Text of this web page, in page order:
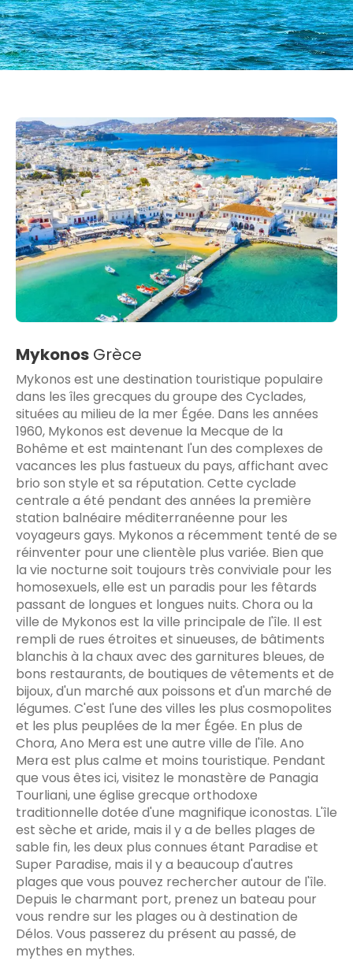
Mykonos Grèce
Mykonos est une destination touristique populaire
dans les îles grecques du groupe des Cyclades,
situées au milieu de la mer Égée. Dans les années
1960, Mykonos est devenue la Mecque de la
Bohême et est maintenant l'un des complexes de
vacances les plus fastueux du pays, affichant avec
brio son style et sa réputation. Cette cyclade
centrale a été pendant des années la première
station balnéaire méditerranéenne pour les
voyageurs gays. Mykonos a récemment tenté de se
réinventer pour une clientèle plus variée. Bien que
la vie nocturne soit toujours très conviviale pour les
homosexuels, elle est un paradis pour les fêtards
passant de longues et longues nuits. Chora ou la
ville de Mykonos est la ville principale de l'île. Il est
rempli de rues étroites et sinueuses, de bâtiments
blanchis à la chaux avec des garnitures bleues, de
bons restaurants, de boutiques de vêtements et de
bijoux, d'un marché aux poissons et d'un marché de
légumes. C'est l'une des villes les plus cosmopolites
et les plus peuplées de la mer Égée. En plus de
Chora, Ano Mera est une autre ville de l'île. Ano
Mera est plus calme et moins touristique. Pendant
que vous êtes ici, visitez le monastère de Panagia
Tourliani, une église grecque orthodoxe
traditionnelle dotée d'une magnifique iconostas. L'île
est sèche et aride, mais il y a de belles plages de
sable fin, les deux plus connues étant Paradise et
Super Paradise, mais il y a beaucoup d'autres
plages que vous pouvez rechercher autour de l'île.
Depuis le charmant port, prenez un bateau pour
vous rendre sur les plages ou à destination de
Délos. Vous passerez du présent au passé, de
mythes en mythes.